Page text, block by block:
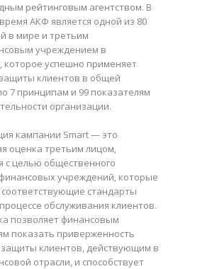
рейтинговым агентством. В
АКФ является одной из 80
в мире и третьим
учреждением в
которое успешно применяет
клиентов в общей
7 принципам и 99 показателям
организации.
кампании Smart — это
оценка третьим лицом,
с целью общественного
учреждений, которые
стандарты
обслуживания клиентов.
позволяет финансовым
показать приверженность
клиентов, действующим в
отрасли, и способствует